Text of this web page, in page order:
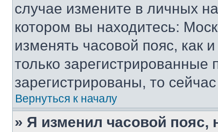
случае измените в личных
котором вы находитесь:
изменять часовой пояс, как
только
зарегистрированы, то
Вернуться к началу
» Я изменил часовой пояс,